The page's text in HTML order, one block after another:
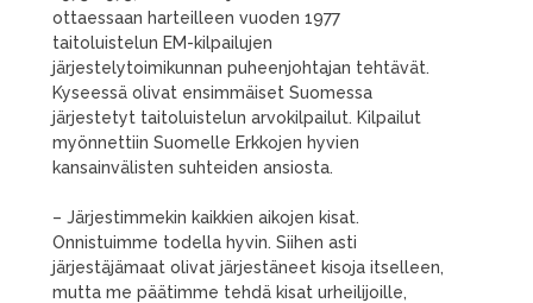
ottaessaan harteilleen vuoden 1977
taitoluistelun EM-kilpailujen
järjestelytoimikunnan puheenjohtajan tehtävät.
Kyseessä olivat ensimmäiset Suomessa
järjestetyt taitoluistelun arvokilpailut. Kilpailut
myönnettiin Suomelle Erkkojen hyvien
kansainvälisten suhteiden ansiosta.
– Järjestimmekin kaikkien aikojen kisat.
Onnistuimme todella hyvin. Siihen asti
järjestäjämaat olivat järjestäneet kisoja itselleen,
mutta me päätimme tehdä kisat urheilijoille,